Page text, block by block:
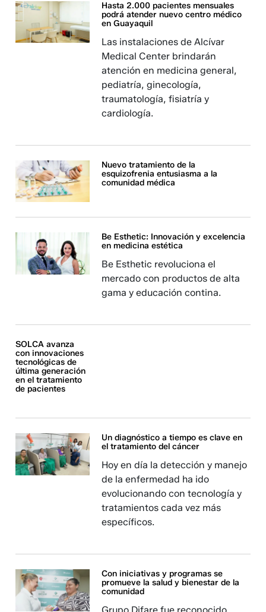
Hasta 2.000 pacientes mensuales
podrá atender nuevo centro médico
en Guayaquil
Las instalaciones de Alcívar
Medical Center brindarán
atención en medicina general,
pediatría, ginecología,
traumatología, fisiatría y
cardiología.
Nuevo tratamiento de la
esquizofrenia entusiasma a la
comunidad médica
Be Esthetic: Innovación y excelencia
en medicina estética
Be Esthetic revoluciona el
mercado con productos de alta
gama y educación contina.
SOLCA avanza
con innovaciones
tecnológicas de
última generación
en el tratamiento
de pacientes
Un diagnóstico a tiempo es clave en
el tratamiento del cáncer
Hoy en día la detección y manejo
de la enfermedad ha ido
evolucionando con tecnología y
tratamientos cada vez más
específicos.
Con iniciativas y programas se
promueve la salud y bienestar de la
comunidad